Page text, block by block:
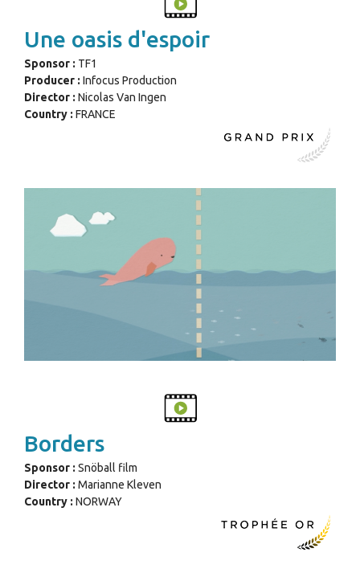
Une oasis d'espoir
Sponsor : TF1
Producer : Infocus Production
Director : Nicolas Van Ingen
Country : FRANCE
Borders
Sponsor : Snöball film
Director : Marianne Kleven
Country : NORWAY